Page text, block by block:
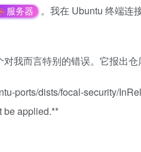
服务器 。我在 Ubuntu 终端连
我而言特别的错误。它报出仓
ports/dists/focal-security/
be applied.**